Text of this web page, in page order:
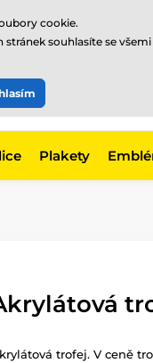
400 255
nám
Plakety
trofej. V ceně
cookie.
souhlasíte se